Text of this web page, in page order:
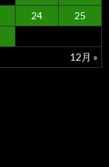
12月 »
24
25